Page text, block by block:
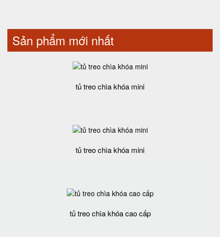
Sản phẩm mới nhất
tủ treo chìa khóa mini
tủ treo chìa khóa mini
tủ treo chìa khóa cao cấp